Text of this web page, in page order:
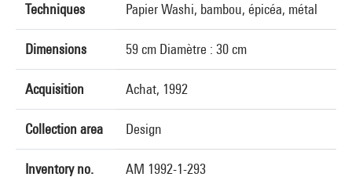
Techniques Papier Washi, bambou, épicéa, métal
Dimensions 59 cm Diamètre : 30 cm
Acquisition Achat, 1992
Collection area Design
Inventory no. AM 1992-1-293